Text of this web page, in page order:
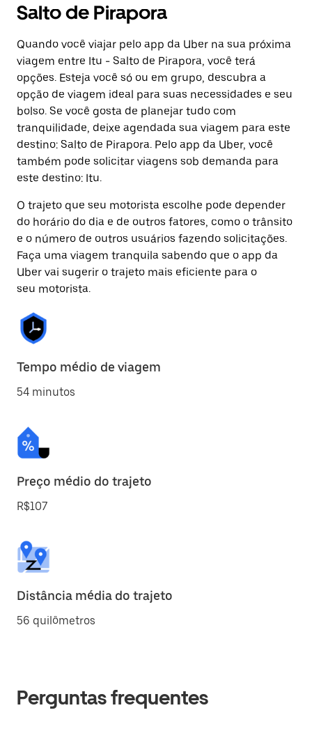
Salto de Pirapora
Quando você viajar pelo app da Uber na sua próxima
viagem entre Itu - Salto de Pirapora, você terá
opções. Esteja você só ou em grupo, descubra a
opção de viagem ideal para suas necessidades e seu
bolso. Se você gosta de planejar tudo com
tranquilidade, deixe agendada sua viagem para este
destino: Salto de Pirapora. Pelo app da Uber, você
também pode solicitar viagens sob demanda para
este destino: Itu.
O trajeto que seu motorista escolhe pode depender
do horário do dia e de outros fatores, como o trânsito
e o número de outros usuários fazendo solicitações.
Faça uma viagem tranquila sabendo que o app da
Uber vai sugerir o trajeto mais eficiente para o
seu motorista.
Tempo médio de viagem
54 minutos
Preço médio do trajeto
R$107
Distância média do trajeto
56 quilômetros
Perguntas frequentes